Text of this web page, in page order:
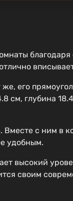
благодаря
его
см, глубина
с ним в
удобным.
высокий
своим